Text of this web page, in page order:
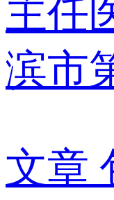
主任
滨市
文章